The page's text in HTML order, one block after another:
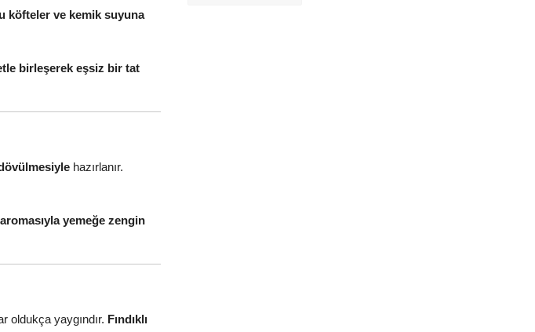
köfteler ve kemik suyuna
birleşerek eşsiz bir tat
hazırlanır.
yemeğe zengin
oldukça yaygındır. Fındıklı